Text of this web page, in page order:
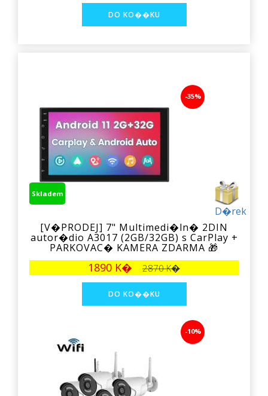
-35%
D�rek
Skladem
[V�PRODEJ] 7" Multimedi�ln� 2DIN
autor�dio A3017 (2GB/32GB) s CarPlay +
PARKOVAC� KAMERA ZDARMA 🎁
1890 K� 2870 K�
-10%